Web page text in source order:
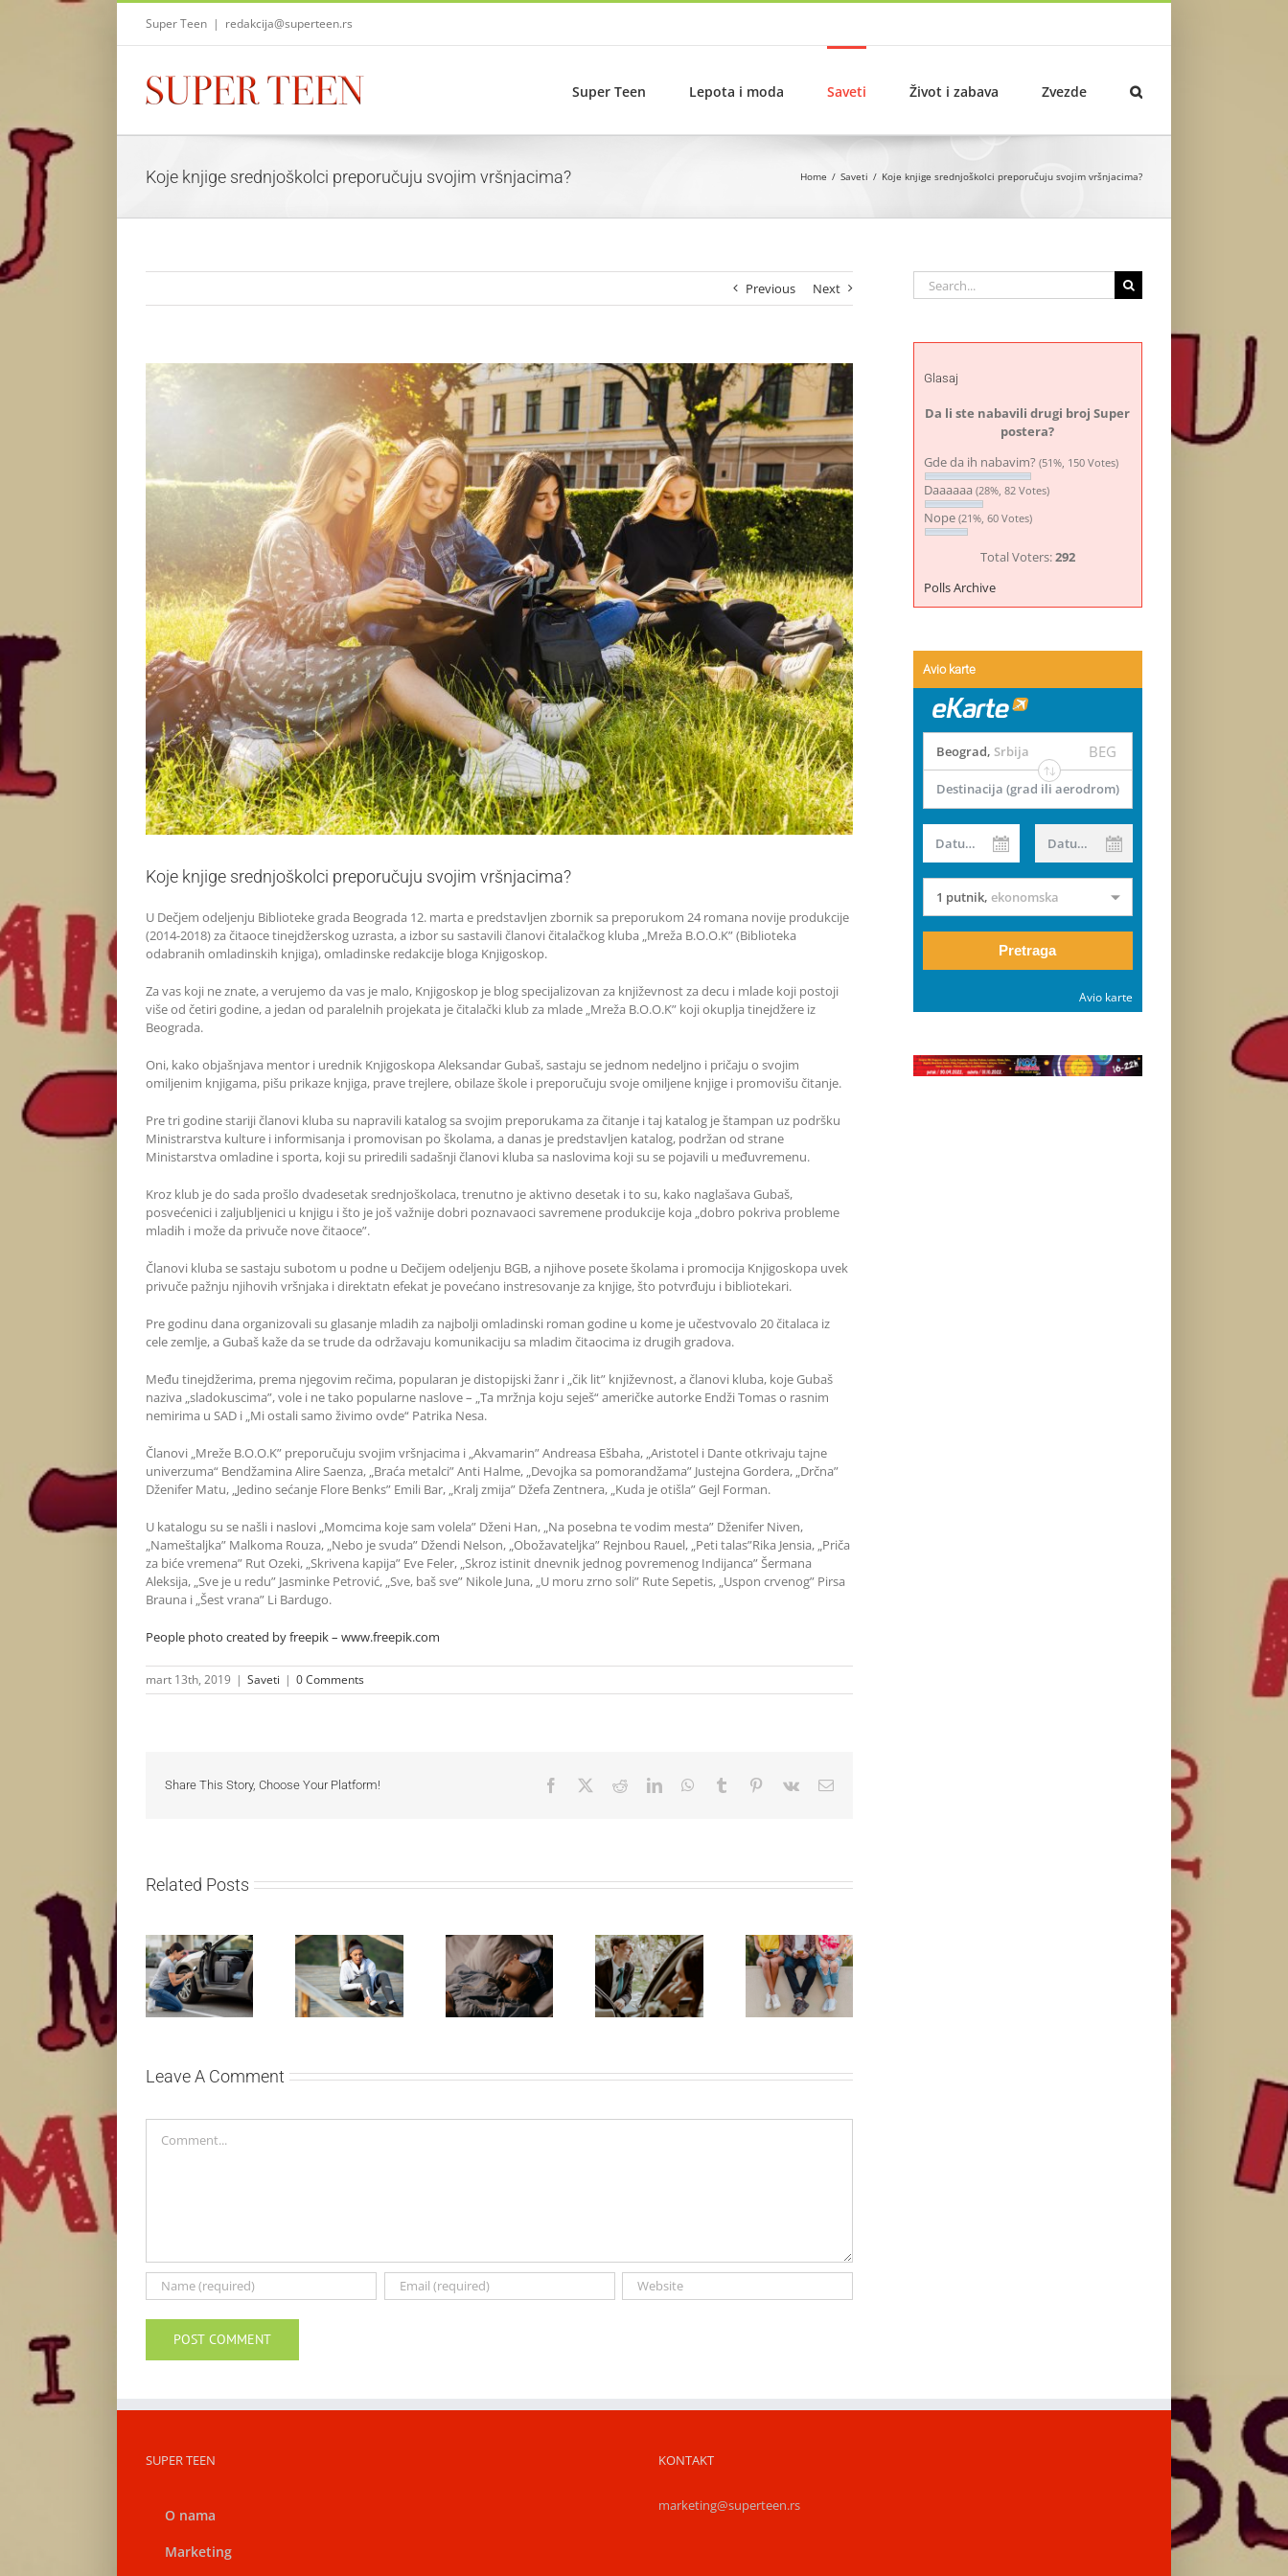
Super Teen | redakcija@superteen.rs
Super Teen Lepota i moda Saveti Život i zabava Zvezde
Koje knjige srednjoškolci preporučuju svojim vršnjacima? Home Saveti Koje knjige srednjoškolci preporučuju svojim vršnjacima?
Previous Next
View
Larger
Koje knjige srednjoškolci preporučuju svojim vršnjacima?
U Dečjem odeljenju Biblioteke grada Beograda 12. marta e predstavljen zbornik sa preporukom 24 romana novije produkcije
(2014-2018) za čitaoce tinejdžerskog uzrasta, a izbor su sastavili članovi čitalačkog kluba „Mreža B.O.O.K” (Biblioteka
odabranih omladinskih knjiga), omladinske redakcije bloga Knjigoskop.
Za vas koji ne znate, a verujemo da vas je malo, Knjigoskop je blog specijalizovan za književnost za decu i mlade koji postoji
više od četiri godine, a jedan od paralelnih projekata je čitalački klub za mlade „Mreža B.O.O.K” koji okuplja tinejdžere iz
Beograda.
Oni, kako objašnjava mentor i urednik Knjigoskopa Aleksandar Gubaš, sastaju se jednom nedeljno i pričaju o svojim
omiljenim knjigama, pišu prikaze knjiga, prave trejlere, obilaze škole i preporučuju svoje omiljene knjige i promovišu čitanje.
Pre tri godine stariji članovi kluba su napravili katalog sa svojim preporukama za čitanje i taj katalog je štampan uz podršku
Ministrarstva kulture i informisanja i promovisan po školama, a danas je predstavljen katalog, podržan od strane
Ministarstva omladine i sporta, koji su priredili sadašnji članovi kluba sa naslovima koji su se pojavili u međuvremenu.
Kroz klub je do sada prošlo dvadesetak srednjoškolaca, trenutno je aktivno desetak i to su, kako naglašava Gubaš,
posvećenici i zaljubljenici u knjigu i što je još važnije dobri poznavaoci savremene produkcije koja „dobro pokriva probleme
mladih i može da privuče nove čitaoce”.
Članovi kluba se sastaju subotom u podne u Dečijem odeljenju BGB, a njihove posete školama i promocija Knjigoskopa uvek
privuče pažnju njihovih vršnjaka i direktatn efekat je povećano instresovanje za knjige, što potvrđuju i bibliotekari.
Pre godinu dana organizovali su glasanje mladih za najbolji omladinski roman godine u kome je učestvovalo 20 čitalaca iz
cele zemlje, a Gubaš kaže da se trude da održavaju komunikaciju sa mladim čitaocima iz drugih gradova.
Među tinejdžerima, prema njegovim rečima, popularan je distopijski žanr i „čik lit” književnost, a članovi kluba, koje Gubaš
naziva „sladokuscima”, vole i ne tako popularne naslove – „Ta mržnja koju seješ“ američke autorke Endži Tomas o rasnim
nemirima u SAD i „Mi ostali samo živimo ovde“ Patrika Nesa.
Članovi „Mreže B.O.O.K” preporučuju svojim vršnjacima i „Akvamarin” Andreasa Ešbaha, „Aristotel i Dante otkrivaju tajne
univerzuma“ Bendžamina Alire Saenza, „Braća metalci” Anti Halme, „Devojka sa pomorandžama” Justejna Gordera, „Drčna”
Dženifer Matu, „Jedino sećanje Flore Benks” Emili Bar, „Kralj zmija” Džefa Zentnera, „Kuda je otišla” Gejl Forman.
U katalogu su se našli i naslovi „Momcima koje sam volela” Dženi Han, „Na posebna te vodim mesta” Dženifer Niven,
„Nameštaljka” Malkoma Rouza, „Nebo je svuda” Džendi Nelson, „Obožavateljka” Rejnbou Rauel, „Peti talas”Rika Jensia, „Priča
za biće vremena” Rut Ozeki, „Skrivena kapija” Eve Feler, „Skroz istinit dnevnik jednog povremenog Indijanca” Šermana
Aleksija, „Sve je u redu” Jasminke Petrović, „Sve, baš sve” Nikole Juna, „U moru zrno soli” Rute Sepetis, „Uspon crvenog” Pirsa
Brauna i „Šest vrana” Li Bardugo.
People photo created by freepik – www.freepik.com
mart 13th, 2019 | Saveti | 0 Comments
Share This Story, Choose Your Platform! Facebook RedditLinkedInWhatsApp
Tumblr Pinterest
Vk Email
Related Posts
Kako mladi
vozači mogu
pametno da
Treniraj
pametno:
Kako da
izbegneš
Zašto je
važno da
Matura bez
stresa:
organizacija
dolaska,
Zašto su
pametni
telefoni
Leave A Comment
Search
for:
Glasaj
Da li ste nabavili drugi broj Super
postera?
Gde da ih nabavim? (51%, 150 Votes)
Daaaaaa (28%, 82 Votes)
Nope (21%, 60 Votes)
Total Voters:292
Polls Archive
Avio karte
Beograd, Srbija BEG
Destinacija (grad ili aerodrom)
Datum od Datum do
1 putnik, ekonomska
Pretraga
Avio karte
SUPER TEEN
O nama
Marketing
KONTAKT
marketing@superteen.rs